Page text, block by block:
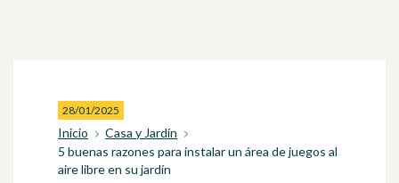
28/01/2025
Inicio
Casa y Jardín
5 buenas razones para instalar un área de juegos al
aire libre en su jardín